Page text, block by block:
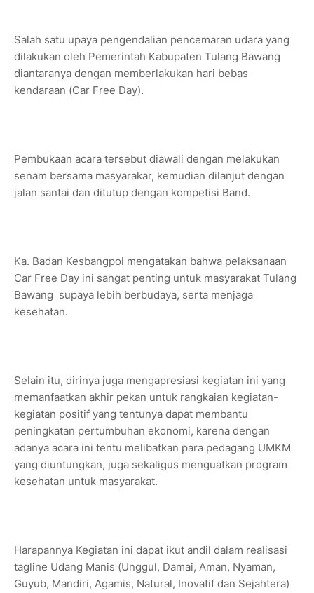
Salah satu upaya pengendalian pencemaran udara yang
dilakukan oleh Pemerintah Kabupaten Tulang Bawang
diantaranya dengan memberlakukan hari bebas
kendaraan (Car Free Day).
Pembukaan acara tersebut diawali dengan melakukan
senam bersama masyarakar, kemudian dilanjut dengan
jalan santai dan ditutup dengan kompetisi Band.
Ka. Badan Kesbangpol mengatakan bahwa pelaksanaan
Car Free Day ini sangat penting untuk masyarakat Tulang
Bawang supaya lebih berbudaya, serta menjaga
kesehatan.
Selain itu, dirinya juga mengapresiasi kegiatan ini yang
memanfaatkan akhir pekan untuk rangkaian kegiatan-
kegiatan positif yang tentunya dapat membantu
peningkatan pertumbuhan ekonomi, karena dengan
adanya acara ini tentu melibatkan para pedagang UMKM
yang diuntungkan, juga sekaligus menguatkan program
kesehatan untuk masyarakat.
Harapannya Kegiatan ini dapat ikut andil dalam realisasi
tagline Udang Manis (Unggul, Damai, Aman, Nyaman,
Guyub, Mandiri, Agamis, Natural, Inovatif dan Sejahtera)